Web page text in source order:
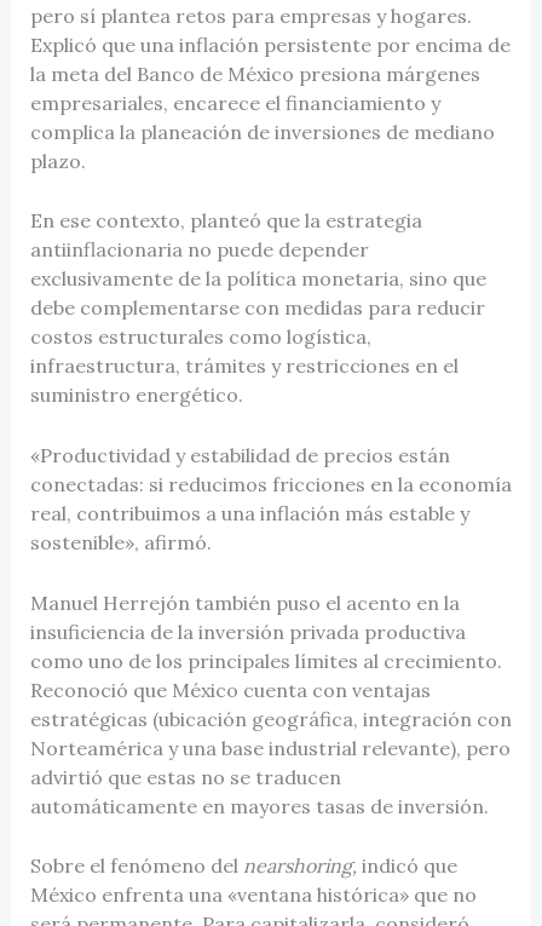
pero sí plantea retos para empresas y hogares.
Explicó que una inflación persistente por encima de
la meta del Banco de México presiona márgenes
empresariales, encarece el financiamiento y
complica la planeación de inversiones de mediano
plazo.
En ese contexto, planteó que la estrategia
antiinflacionaria no puede depender
exclusivamente de la política monetaria, sino que
debe complementarse con medidas para reducir
costos estructurales como logística,
infraestructura, trámites y restricciones en el
suministro energético.
«Productividad y estabilidad de precios están
conectadas: si reducimos fricciones en la economía
real, contribuimos a una inflación más estable y
sostenible», afirmó.
Manuel Herrejón también puso el acento en la
insuficiencia de la inversión privada productiva
como uno de los principales límites al crecimiento.
Reconoció que México cuenta con ventajas
estratégicas (ubicación geográfica, integración con
Norteamérica y una base industrial relevante), pero
advirtió que estas no se traducen
automáticamente en mayores tasas de inversión.
Sobre el fenómeno del nearshoring, indicó que
México enfrenta una «ventana histórica» que no